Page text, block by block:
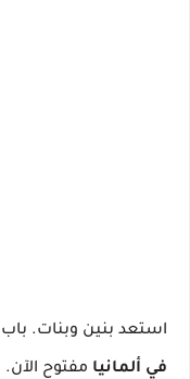
استعد بنين وبنات. باب
في ألمانيا مفتوح الآن.